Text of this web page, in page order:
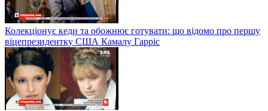
Колекціонує кеди та обожнює готувати: що відомо про першу
віцепрезидентку США Камалу Гарріс